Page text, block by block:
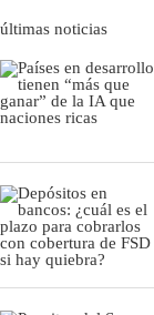
últimas noticias